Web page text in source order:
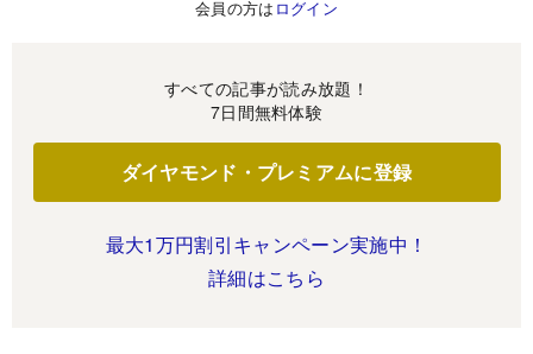
会員の方は ログイン
すべての記事が読み放題！
7日間無料体験
ダイヤモンド・プレミアムに登録
最大1万円割引キャンペーン実施中！
詳細はこちら